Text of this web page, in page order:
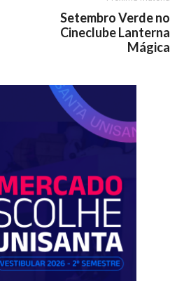
Setembro Verde no
Cineclube Lanterna
Mágica